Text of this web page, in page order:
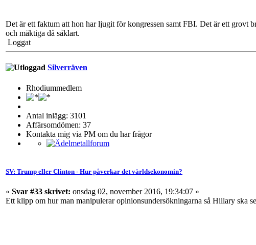
Det är ett faktum att hon har ljugit för kongressen samt FBI. Det är ett
och mäktiga då såklart.
Loggat
Silverräven
Rhodiummedlem
Antal inlägg: 3101
Affärsomdömen: 37
Kontakta mig via PM om du har frågor
SV: Trump eller Clinton - Hur påverkar det världsekonomin?
« Svar #33 skrivet: onsdag 02, november 2016, 19:34:07 »
Ett klipp om hur man manipulerar opinionsundersökningarna så Hillary ska